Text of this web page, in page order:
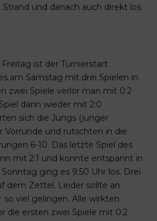
und danach auch direkt los
ist der Turnierstart
am Samstag mit drei Spielen in
zwei Spiele verlor man mit 0:2
dann wieder mit 2:0
sich die Jungs (junger
Vorrunde und rutschten in die
6-10. Das letzte Spiel des
mit 2:1 und konnte entspannt in
ging es 9.50 Uhr los. Drei
dem Zettel. Leider sollte an
viel gelingen. Alle wirkten
die ersten zwei Spiele mit 0:2